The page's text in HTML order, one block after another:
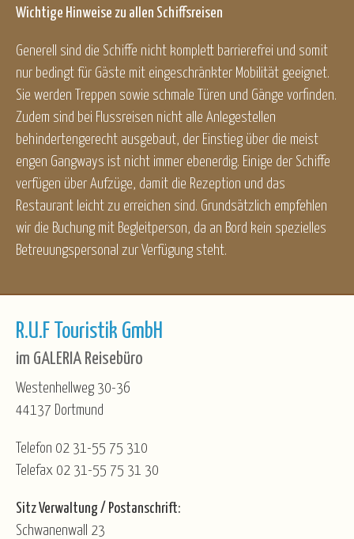
Wichtige Hinweise zu allen Schiffsreisen
Generell sind die Schiffe nicht komplett barrierefrei und somit
nur bedingt für Gäste mit eingeschränkter Mobilität geeignet.
Sie werden Treppen sowie schmale Türen und Gänge vorfinden.
Zudem sind bei Flussreisen nicht alle Anlegestellen
behindertengerecht ausgebaut, der Einstieg über die meist
engen Gangways ist nicht immer ebenerdig. Einige der Schiffe
verfügen über Aufzüge, damit die Rezeption und das
Restaurant leicht zu erreichen sind. Grundsätzlich empfehlen
wir die Buchung mit Begleitperson, da an Bord kein spezielles
Betreuungspersonal zur Verfügung steht.
R.U.F Touristik GmbH
im GALERIA Reisebüro
Westenhellweg 30-36
44137 Dortmund
Telefon 02 31-55 75 310
Telefax 02 31-55 75 31 30
Sitz Verwaltung / Postanschrift:
Schwanenwall 23